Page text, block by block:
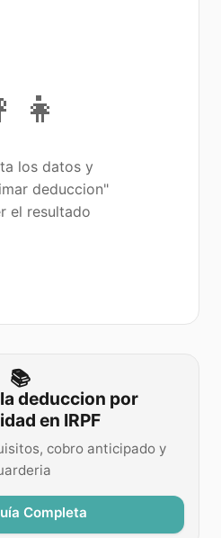
los datos y
deduccion"
el resultado
📚
deduccion por
en IRPF
cobro anticipado y
Completa